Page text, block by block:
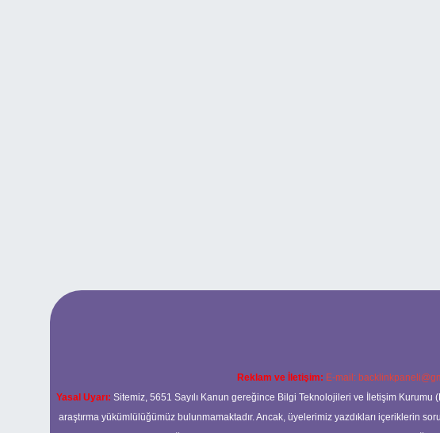
Reklam ve İletişim: E-mail:
Yasal Uyarı: Sitemiz, 5651 Sayılı Kanun gereğince Bilgi Teknolojileri ve İletişim
araştırma yükümlülüğümüz bulunmamaktadır. Ancak, üyelerimiz yazdıkları içeriklerin